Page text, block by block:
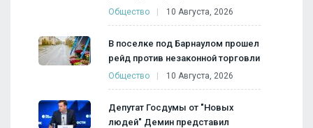
Общество 10 Августа, 2026
В поселке под Барнаулом прошел
рейд против незаконной торговли
Общество 10 Августа, 2026
Депутат Госдумы от "Новых
людей" Демин представил